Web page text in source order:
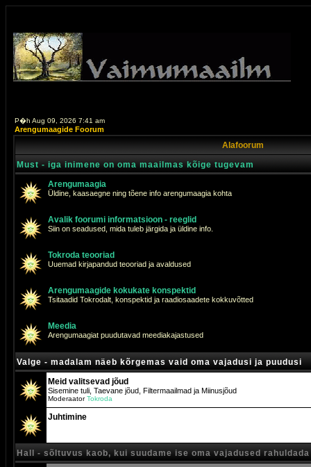
P�h Aug 09, 2026 7:41 am
Arengumaagide Foorum
Alafoorum
Must - iga inimene on oma maailmas kõige tugevam
Arengumaagia
Üldine, kaasaegne ning tõene info arengumaagia kohta
Avalik foorumi informatsioon - reeglid
Siin on seadused, mida tuleb järgida ja üldine info.
Tokroda teooriad
Uuemad kirjapandud teooriad ja avaldused
Arengumaagide kokukate konspektid
Tsitaadid Tokrodalt, konspektid ja raadiosaadete kokkuvõtted
Meedia
Arengumaagiat puudutavad meediakajastused
Valge - madalam näeb kõrgemas vaid oma vajadusi ja puudusi
Meid valitsevad jõud
Sisemine tuli, Taevane jõud, Filtermaailmad ja Miinusjõud
ModeraatorTokroda
Juhtimine
Hall - sõltuvus kaob, kui suudame ise oma vajadused rahuldada